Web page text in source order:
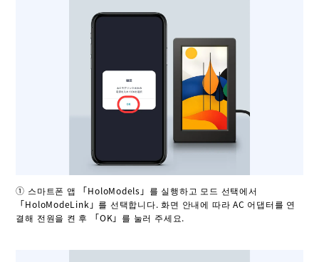
① 스마트폰 앱 「HoloModels」를 실행하고 모드 선택에서
「HoloModeLink」를 선택합니다. 화면 안내에 따라 AC 어댑터를 연
결해 전원을 켠 후 「OK」를 눌러 주세요.